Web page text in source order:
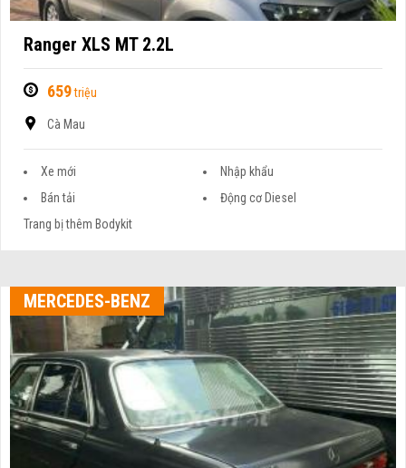
Ranger XLS MT 2.2L
659triệu
Cà Mau
Xe mới
Nhập khẩu
Bán tải
Động cơ Diesel
Trang bị thêm Bodykit
MERCEDES-BENZ